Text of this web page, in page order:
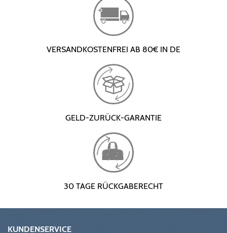
VERSANDKOSTENFREI AB 80€ IN DE
GELD-ZURÜCK-GARANTIE
30 TAGE RÜCKGABERECHT
KUNDENSERVICE